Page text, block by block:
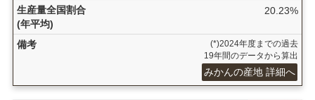
生産量全国割合
(年平均)
20.23%
備考
(*)2024年度までの過去
19年間のデータから算出
みかんの産地 詳細へ